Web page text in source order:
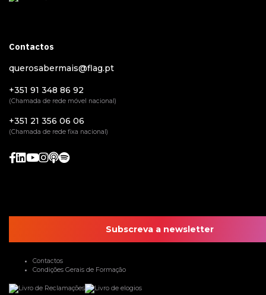
Contactos
querosabermais@flag.pt
+351 91 348 86 92
(Chamada de rede móvel nacional)
+351 21 356 06 06
(Chamada de rede fixa nacional)
Subscreva a newsletter
Contactos
Condições Gerais de Formação